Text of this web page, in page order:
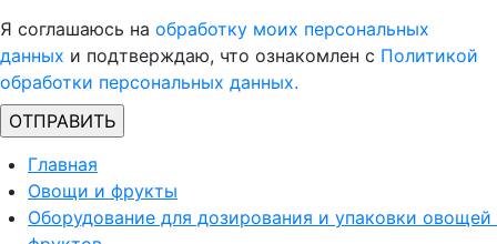
Я соглашаюсь на обработку моих персональных
данных и подтверждаю, что ознакомлен с Политикой
обработки персональных данных.
Главная
Овощи и фрукты
Оборудование для дозирования и упаковки овощей